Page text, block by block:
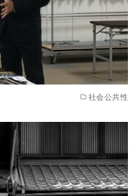
社会公共性